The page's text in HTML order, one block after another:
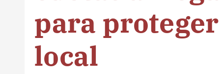
para
local